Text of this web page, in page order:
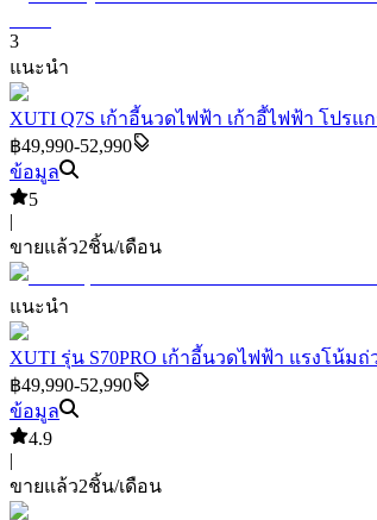
3
แนะนำ
XUTI Q7S เก้าอี้นวดไฟฟ้า เก้าอี้ไฟฟ้า โปรแ
฿49,990-52,990
ข้อมูล
5
|
ขายแล้ว2ชิ้น/เดือน
แนะนำ
XUTI รุ่น S70PRO เก้าอี้นวดไฟฟ้า แรงโน้
฿49,990-52,990
ข้อมูล
4.9
|
ขายแล้ว2ชิ้น/เดือน